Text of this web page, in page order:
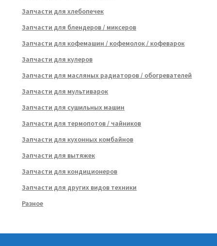
Запчасти для хлебопечек
Запчасти для блендеров / миксеров
Запчасти для кофемашин / кофемолок / кофеварок
Запчасти для кулеров
Запчасти для масляных радиаторов / обогревателей
Запчасти для мультиварок
Запчасти для сушильных машин
Запчасти для термопотов / чайников
Запчасти для кухонных комбайнов
Запчасти для вытяжек
Запчасти для кондиционеров
Запчасти для других видов техники
Разное